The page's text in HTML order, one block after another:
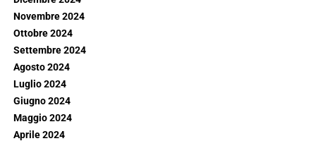
Novembre 2024
Ottobre 2024
Settembre 2024
Agosto 2024
Luglio 2024
Giugno 2024
Maggio 2024
Aprile 2024